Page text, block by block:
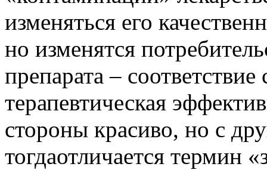
изменяться его
но изменятся
препарата –
терапевтическая
стороны красиво, но с
тогдаотличается термин